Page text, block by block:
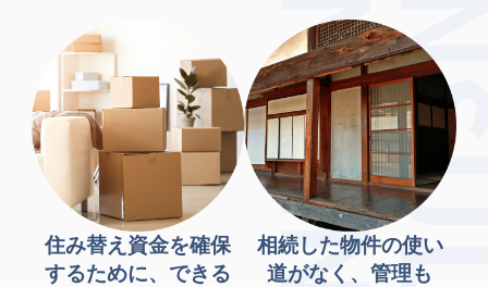
住み替え資金を確保
するために、できる
相続した物件の使い
道がなく、管理も